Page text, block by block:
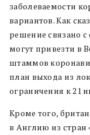
заболеваемости
вариантов. Как
решение связано
могут привезти в
штаммов
план выхода из
ограничения к 21
Кроме того,
в Англию из стран